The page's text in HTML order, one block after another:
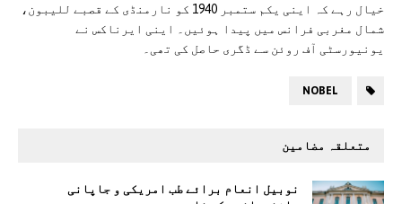
خیال رہے کہ اینی یکم ستمبر 1940 کو نارمنڈی کے قصبے للیبون،
شمال مغربی فرانس میں پیدا ہوئیں۔ اینی ایرناکس نے
یونیورسٹی آف روئن سے ڈگری حاصل کی تھی۔
NOBEL
متعلقہ مضامین
نوبیل انعام برائے طب امریکی و جاپانی